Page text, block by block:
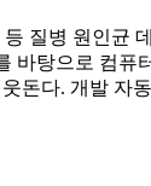
질병 원인균
바탕으로 컴퓨
돈다. 개발 자